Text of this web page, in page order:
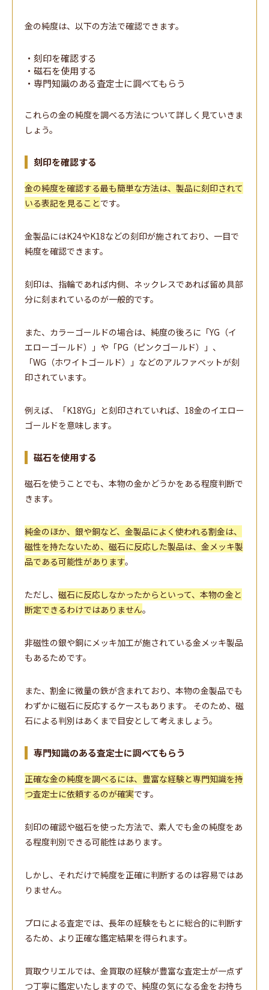
金の純度は、以下の方法で確認できます。
・刻印を確認する
・磁石を使用する
・専門知識のある査定士に調べてもらう
これらの金の純度を調べる方法について詳しく見ていきま
しょう。
刻印を確認する
金の純度を確認する最も簡単な方法は、製品に刻印されて
いる表記を見ることです。
金製品にはK24やK18などの刻印が施されており、一目で
純度を確認できます。
刻印は、指輪であれば内側、ネックレスであれば留め具部
分に刻まれているのが一般的です。
また、カラーゴールドの場合は、純度の後ろに「YG（イ
エローゴールド）」や「PG（ピンクゴールド）」、
「WG（ホワイトゴールド）」などのアルファベットが刻
印されています。
例えば、「K18YG」と刻印されていれば、18金のイエロー
ゴールドを意味します。
磁石を使用する
磁石を使うことでも、本物の金かどうかをある程度判断で
きます。
純金のほか、銀や銅など、金製品によく使われる割金は、
磁性を持たないため、磁石に反応した製品は、金メッキ製
品である可能性があります。
ただし、 磁石に反応しなかったからといって、本物の金と
断定できるわけではありません。
非磁性の銀や銅にメッキ加工が施されている金メッキ製品
もあるためです。
また、割金に微量の鉄が含まれており、本物の金製品でも
わずかに磁石に反応するケースもあります。 そのため、磁
石による判別はあくまで目安として考えましょう。
専門知識のある査定士に調べてもらう
正確な金の純度を調べるには、豊富な経験と専門知識を持
つ査定士に依頼するのが確実です。
刻印の確認や磁石を使った方法で、素人でも金の純度をあ
る程度判別できる可能性はあります。
しかし、それだけで純度を正確に判断するのは容易ではあ
りません。
プロによる査定では、長年の経験をもとに総合的に判断す
るため、より正確な鑑定結果を得られます。
買取ウリエルでは、金買取の経験が豊富な査定士が一点ず
つ丁寧に鑑定いたしますので、純度の気になる金をお持ち